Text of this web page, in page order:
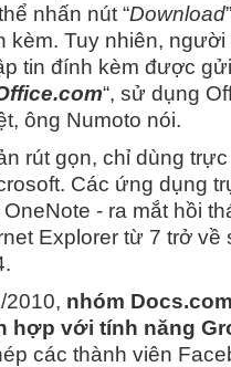
nhấn nút “Download
kèm. Tuy nhiên,
tin đính kèm được
“, sử dụng
ông Numoto nói.
rút gọn, chỉ dùng
Các ứng dụng
- ra mắt hồi
Explorer từ 7 trở về
2010, nhóm
hợp với tính năng
các thành viên